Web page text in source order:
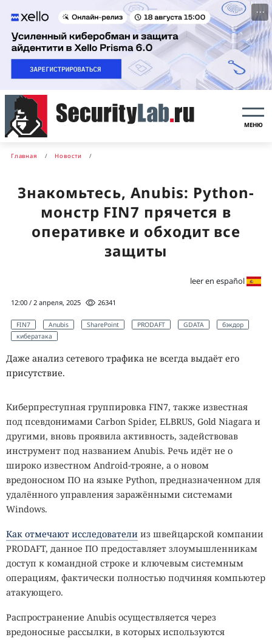
···
МЕНЮ
Главная Новости
Знакомьтесь, Anubis: Python-
монстр FIN7 прячется в
оперативке и обходит все
защиты
leer en español
12:00 / 2 апреля, 2025 26341
FIN7 Anubis SharePoint PRODAFT GDATA
бэкдор
кибератака
Даже анализ сетевого трафика не всегда выдаёт его
присутствие.
Киберпреступная группировка FIN7, также известная
под псевдонимами Carbon Spider, ELBRUS, Gold Niagara и
другими, вновь проявила активность, задействовав
инструмент под названием Anubis. Речь идёт не о
широко известном Android-трояне, а о новом
вредоносном ПО на языке Python, предназначенном для
удалённого управления заражёнными системами
Windows.
Как отмечают исследователи из швейцарской компании
PRODAFT, данное ПО предоставляет злоумышленникам
доступ к командной строке и ключевым системным
операциям, фактически полностью подчиняя компьютер
атакующего.
Распространение Anubis осуществляется через
вредоносные рассылки, в которых используются